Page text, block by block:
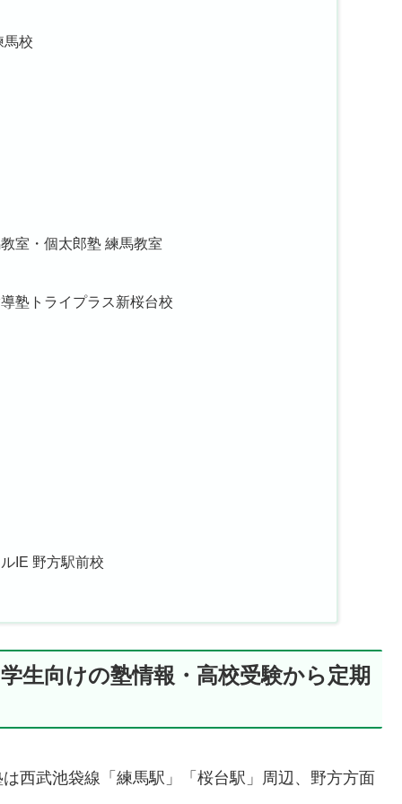
馬校
室・個太郎塾 練馬教室
塾トライプラス新桜台校
IE 野方駅前校
生向けの塾情報・高校受験から定期
西武池袋線「練馬駅」「桜台駅」周辺、野方方面